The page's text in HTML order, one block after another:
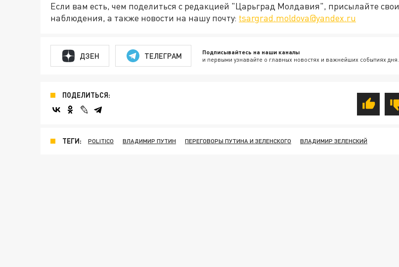
Если вам есть, чем поделиться с редакцией "Царьград Молдавия", присылайте свои
наблюдения, а также новости на нашу почту: tsargrad.moldova@yandex.ru
ДЗЕН ТЕЛЕГРАМ Подписывайтесь на наши каналы
и первыми узнавайте о главных новостях и важнейших событиях дня.
ПОДЕЛИТЬСЯ:
ТЕГИ: POLITICO ВЛАДИМИР ПУТИН ПЕРЕГОВОРЫ ПУТИНА И ЗЕЛЕНСКОГО ВЛАДИМИР ЗЕЛЕНСКИЙ